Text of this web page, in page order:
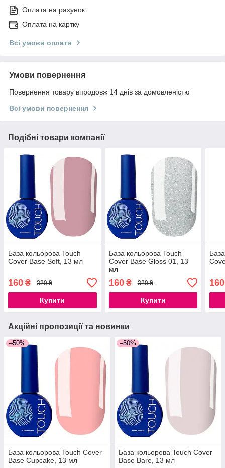
Оплата на рахунок
Оплата на картку
Всі умови оплати
Умови повернення
Повернення товару впродовж 14 днів за домовленістю
Всі умови повернення
Подібні товари компанії
База кольорова Touch
Cover Base Soft, 13 мл
160 ₴ 320 ₴
Купити
База кольорова Touch
Cover Base Gloss 01, 13
мл
160₴ 320 ₴
Купити
160
Акційні пропозиції та новинки
–50%
База кольорова Touch Cover
Base Cupcake, 13 мл
–50%
База кольорова Touch Cover
Base Bare, 13 мл